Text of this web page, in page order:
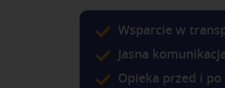
Wsparcie w
Jasna
Opieka przed i